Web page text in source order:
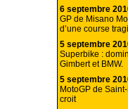
6 septembre
GP de Misano
d’une course
5 septembre
Superbike :
Gimbert et BMW.
5 septembre
MotoGP de
croit